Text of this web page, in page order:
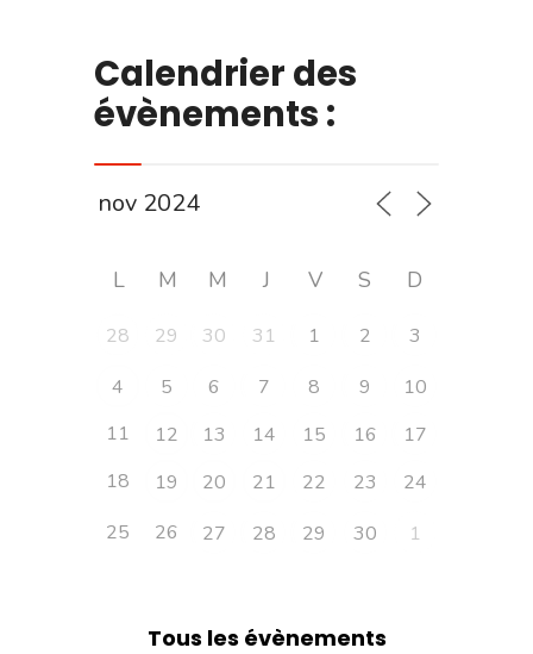
Calendrier des
évènements :
L M M J V S D
28 29 30 31 1 2
3
4
5 6 7 8 9
10
11
12 13 14 15 16
17
18
19 20 21 22 23
24
25
26 27 28 29 30 1
Tous les évènements